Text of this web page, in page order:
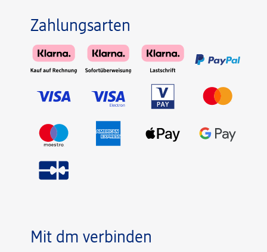
Zahlungsarten
Mit dm verbinden